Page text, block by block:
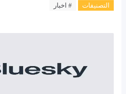
التصنيفات # اخبار